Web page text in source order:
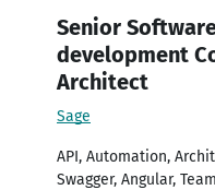
Senior
development
Architect
Sage
API, Automation,
Swagger, Angular,